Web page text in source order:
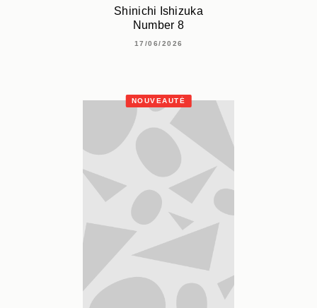
Shinichi Ishizuka
Number 8
17/06/2026
NOUVEAUTÉ